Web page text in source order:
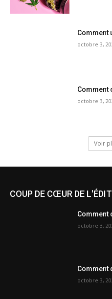
Comment
octobre 3,
Comment
octobre 3,
Voir
COUP DE CŒUR DE
Comment
octobre 3,
Comment
octobre 3,